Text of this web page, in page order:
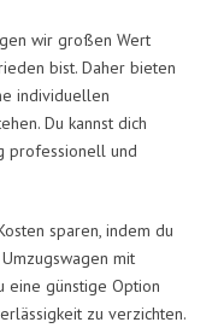
wir großen Wert
bist. Daher bieten
individuellen
Du kannst dich
professionell und
sparen, indem du
mit
eine günstige Option
zu verzichten.